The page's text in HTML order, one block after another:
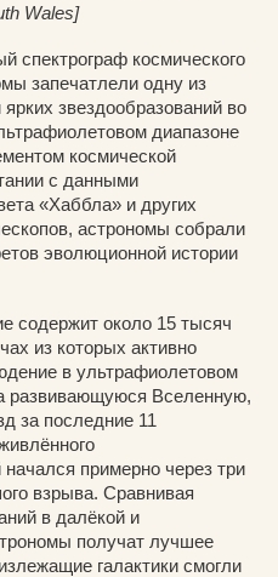
Wales]
спектрограф космического
запечатлели одну из
звездообразований во
диапазоне
космической
с данными
«Хаббла» и других
астрономы собрали
эволюционной истории
содержит около 15 тысяч
из которых активно
в ультрафиолетовом
развивающуюся Вселенную,
за последние 11
примерно через три
взрыва. Сравнивая
в далёкой и
получат лучшее
галактики смогли